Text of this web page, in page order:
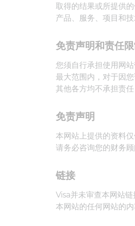
取得的结果或所提供
产品、服务、项目和
免责声明和责任限
您须自行承担使用网
最大范围内，对于因
其他各方均不承担责
免责声明
本网站上提供的资料
请务必咨询您的财务顾
链接
Visa并未审查本网站
本网站的任何网站的